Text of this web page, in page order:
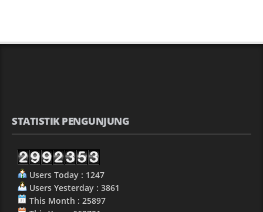
STATISTIK PENGUNJUNG
Users Today : 1247
Users Yesterday : 3861
This Month : 25897